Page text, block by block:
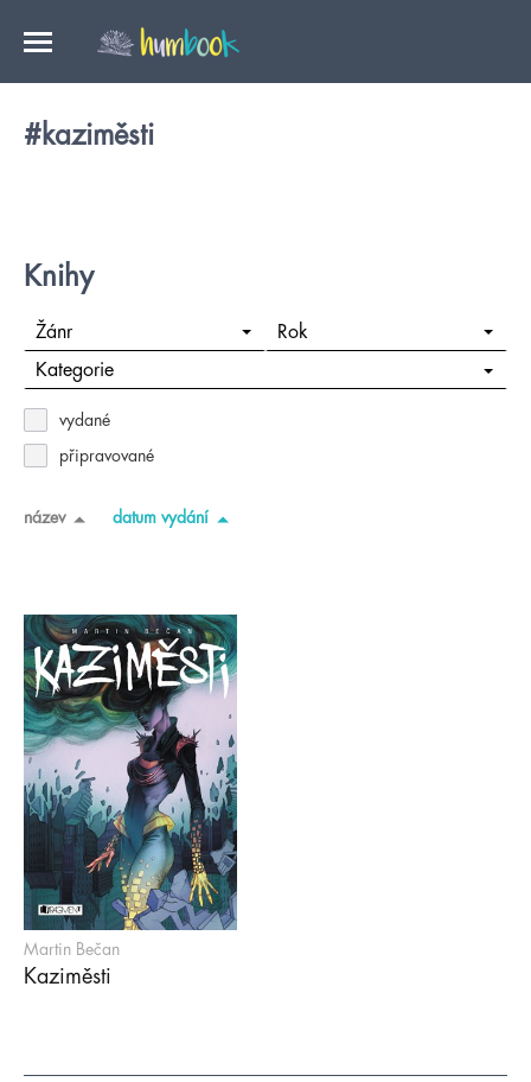
#kaziměsti
Knihy
Žánr Rok
Kategorie
vydané
připravované
název datum vydání
Martin Bečan
Kaziměsti